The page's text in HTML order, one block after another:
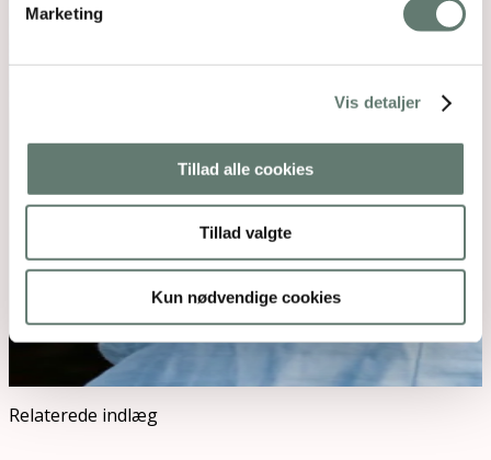
Marketing
Vis detaljer
Tillad alle cookies
Tillad valgte
Kun nødvendige cookies
Relaterede indlæg